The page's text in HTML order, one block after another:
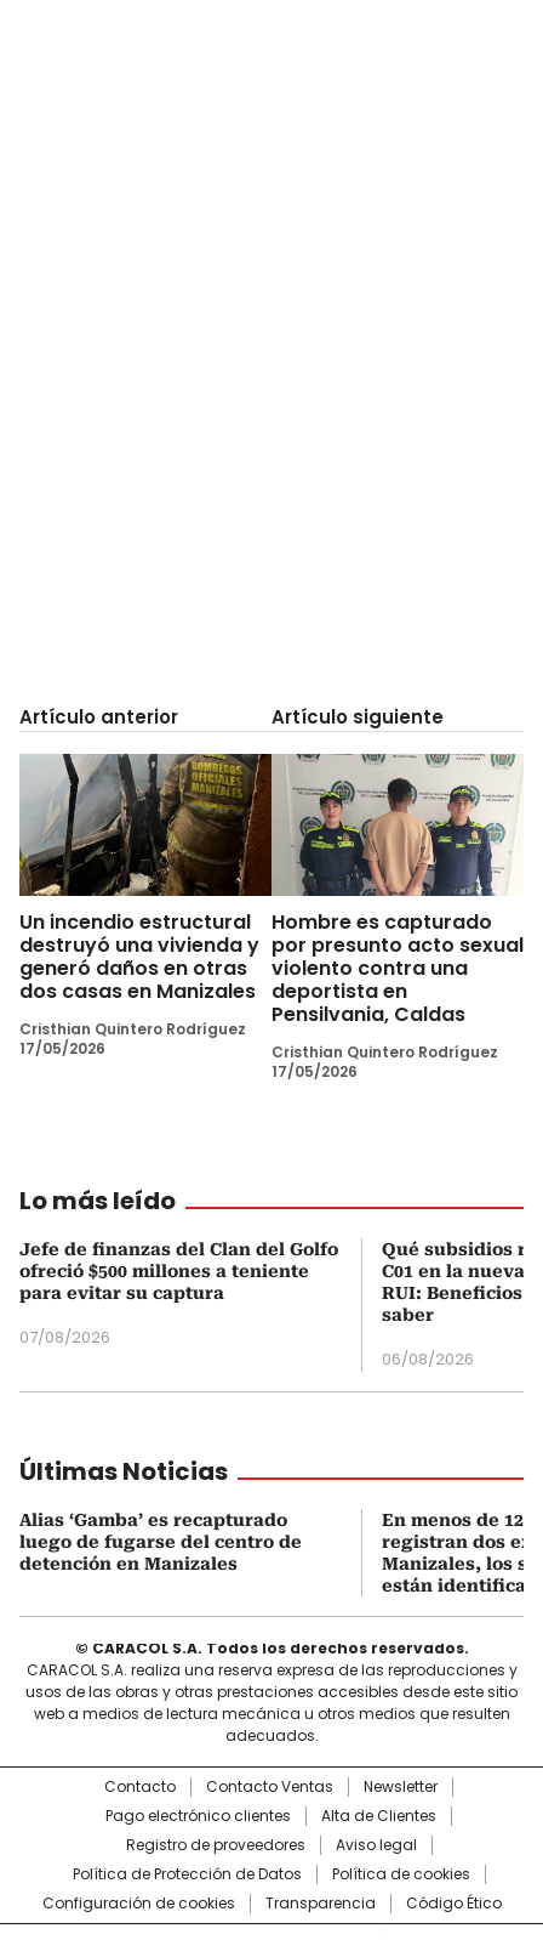
Artículo anterior
Un incendio estructural
destruyó una vivienda y
generó daños en otras
dos casas en Manizales
Cristhian Quintero Rodríguez
17/05/2026
Artículo siguiente
Hombre es capturado
por presunto acto sexual
violento contra una
deportista en
Pensilvania, Caldas
Cristhian Quintero Rodríguez
17/05/2026
Lo más leído
Jefe de finanzas del Clan del Golfo
ofreció $500 millones a teniente
para evitar su captura
07/08/2026
Qué subsidios
C01 en la nueva
RUI: Beneficios
saber
06/08/2026
Últimas Noticias
Alias ‘Gamba’ es recapturado
luego de fugarse del centro de
detención en Manizales
En menos de 12
registran dos
Manizales, los
están
© CARACOL S.A. Todos los derechos reservados.
CARACOL S.A. realiza una reserva expresa de las reproducciones y
usos de las obras y otras prestaciones accesibles desde este sitio
web a medios de lectura mecánica u otros medios que resulten
adecuados.
Contacto Contacto Ventas
Newsletter
Pago electrónico clientes
Alta de Clientes
Registro de proveedores
Aviso legal
Política de Protección de Datos
Política de cookies
Configuración de cookies
Transparencia Código Ético